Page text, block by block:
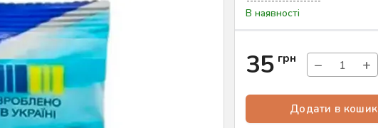
В наявності
35 грн − +
Додати в кошик